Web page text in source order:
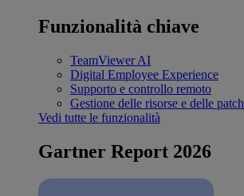
Funzionalità chiave
TeamViewer AI
Digital Employee Experience
Supporto e controllo remoto
Gestione delle risorse e delle patch
Vedi tutte le funzionalità
Gartner Report 2026